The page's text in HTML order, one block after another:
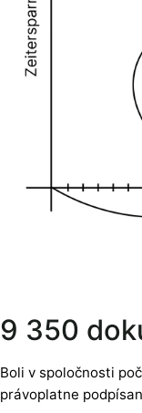
9 350
Boli v spoločnosti
právoplatne